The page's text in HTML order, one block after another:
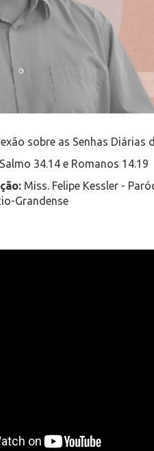
sobre as Senhas Diárias
Salmo 34.14 e Romanos 14.19
Miss. Felipe Kessler -
Grandense